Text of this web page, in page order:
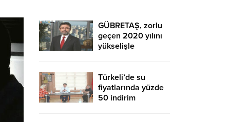
GÜBRETAŞ, zorlu
geçen 2020 yılını
yükselişle
Türkeli’de su
fiyatlarında yüzde
50 indirim